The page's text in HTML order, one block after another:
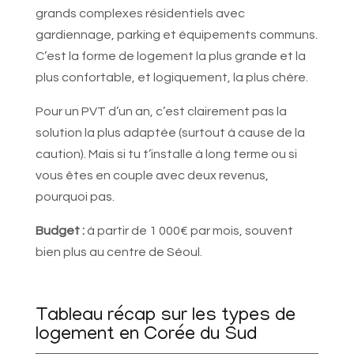
grands complexes résidentiels avec
gardiennage, parking et équipements communs.
C’est la forme de logement la plus grande et la
plus confortable, et logiquement, la plus chère.
Pour un PVT d’un an, c’est clairement pas la
solution la plus adaptée (surtout à cause de la
caution). Mais si tu t’installe à long terme ou si
vous êtes en couple avec deux revenus,
pourquoi pas.
Budget :à partir de 1 000€ par mois, souvent
bien plus au centre de Séoul.
Tableau récap sur les types de
logement en Corée du Sud